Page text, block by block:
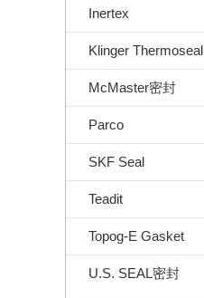
Inertex
Klinger Thermoseal
McMaster密封
Parco
SKF Seal
Teadit
Topog-E Gasket
U.S. SEAL密封